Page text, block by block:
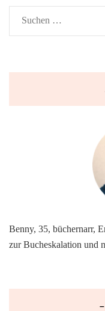
Suchen
nach:
Benny, 35, büchernarr,
zur Bucheskalation und